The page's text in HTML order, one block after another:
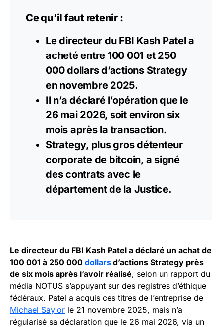
Ce qu’il faut retenir :
Le directeur du FBI Kash Patel a
acheté entre 100 001 et 250
000 dollars d’actions Strategy
en novembre 2025.
Il n’a déclaré l’opération que le
26 mai 2026, soit environ six
mois après la transaction.
Strategy, plus gros détenteur
corporate de bitcoin, a signé
des contrats avec le
département de la Justice.
Le directeur du FBI Kash Patel a déclaré un achat de
100 001 à 250 000 dollars d’actions Strategy près
de six mois après l’avoir réalisé, selon un rapport du
média NOTUS s’appuyant sur des registres d’éthique
fédéraux. Patel a acquis ces titres de l’entreprise de
Michael Saylor le 21 novembre 2025, mais n’a
régularisé sa déclaration que le 26 mai 2026, via un